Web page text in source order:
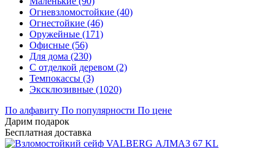
Огневзломостойкие (40)
Огнестойкие (46)
Оружейные (171)
Офисные (56)
Для дома (230)
С отделкой деревом (2)
Темпокассы (3)
Эксклюзивные (1020)
По алфавиту По популярности По цене
Дарим подарок
Бесплатная доставка